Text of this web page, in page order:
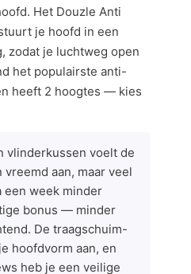
Het Douzle Anti
je hoofd in een
zodat je luchtweg open
het populairste anti-
heeft 2 hoogtes — kies
vlinderkussen voelt de
aan, maar veel
een week minder
bonus — minder
De traagschuim-
hoofdvorm aan, en
heb je een veilige